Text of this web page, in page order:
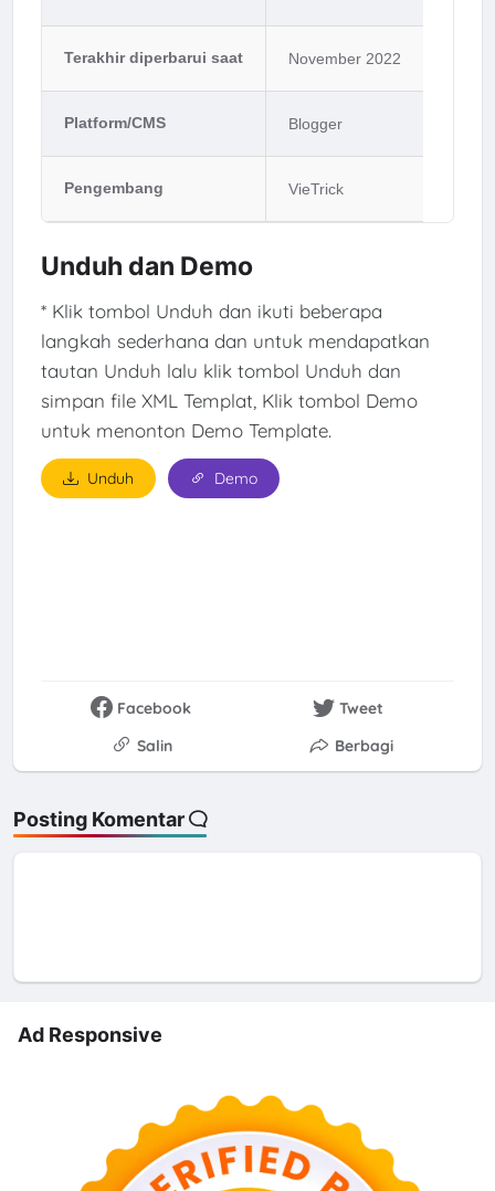
Terakhir diperbarui saat November 2022
Platform/CMS Blogger
Pengembang VieTrick
Unduh dan Demo
* Klik tombol Unduh dan ikuti beberapa
langkah sederhana dan untuk mendapatkan
tautan Unduh lalu klik tombol Unduh dan
simpan file XML Templat, Klik tombol Demo
untuk menonton Demo Template.
Unduh Demo
Facebook
Tweet
Salin
Berbagi
Posting Komentar
Ad Responsive